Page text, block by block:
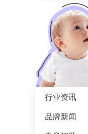
行业资讯
品牌新闻